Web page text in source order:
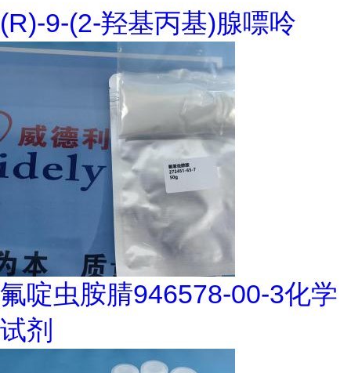
(R)-9-(2-羟基丙基)腺嘌呤
氟啶虫胺腈946578-00-3化学
试剂